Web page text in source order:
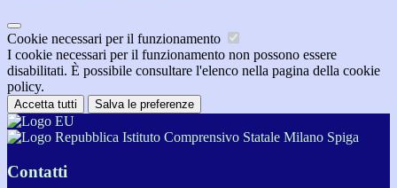
Cookie necessari per il funzionamento
I cookie necessari per il funzionamento non possono essere
disabilitati. È possibile consultare l'elenco nella pagina della cookie
policy.
Accetta tutti Salva le preferenze
Istituto Comprensivo Statale Milano Spiga
Contatti